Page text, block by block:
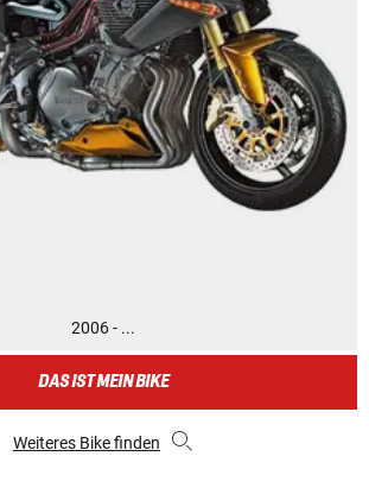
2006 - ...
DAS IST MEIN BIKE
Weiteres Bike finden